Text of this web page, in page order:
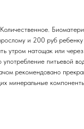
и 200 руб
утром натощак или
употребление питьевой
рекомендовано
минеральные